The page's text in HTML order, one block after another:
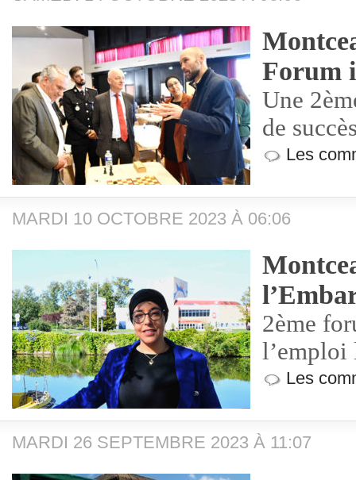
Forum
Une
de
Les
MARDI 10 OCTOBRE 2023 À 06:06
2ème
l’emploi
Les
MARDI 26 SEPTEMBRE 2023 À 11:07